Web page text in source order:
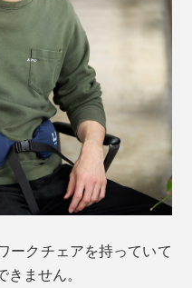
ークチェアを持っていて
ません。